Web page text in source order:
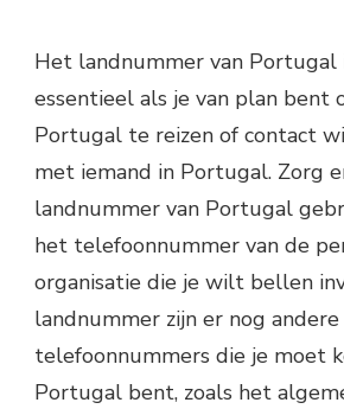
Het landnummer van Portugal
essentieel als je van plan bent
Portugal te reizen of contact
met iemand in Portugal. Zorg
landnummer van Portugal
het telefoonnummer van de
organisatie die je wilt bellen
landnummer zijn er nog
telefoonnummers die je moet
Portugal bent, zoals het